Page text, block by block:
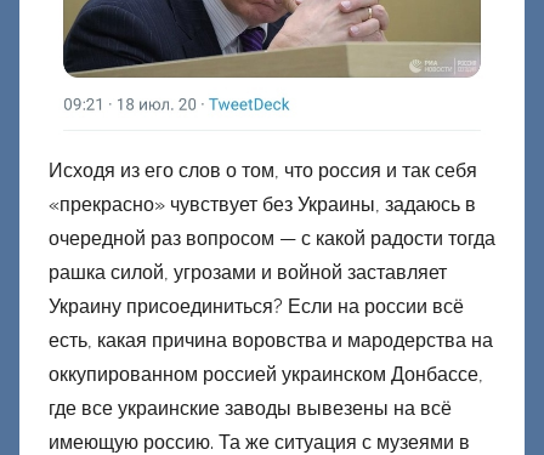
Исходя из его слов о том, что россия и так себя
«прекрасно» чувствует без Украины, задаюсь в
очередной раз вопросом — с какой радости тогда
рашка силой, угрозами и войной заставляет
Украину присоединиться? Если на россии всё
есть, какая причина воровства и мародерства на
оккупированном россией украинском Донбассе,
где все украинские заводы вывезены на всё
имеющую россию. Та же ситуация с музеями в